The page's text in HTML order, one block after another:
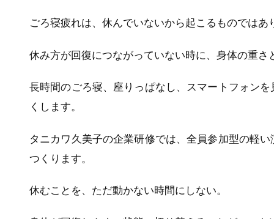
ごろ寝疲れは、休んでいないから起こるものではあ
休み方が回復につながっていない時に、身体の重さ
長時間のごろ寝、座りっぱなし、スマートフォン
くします。
タニカワ久美子の企業研修では、全員参加型の軽
つくります。
休むことを、ただ動かない時間にしない。